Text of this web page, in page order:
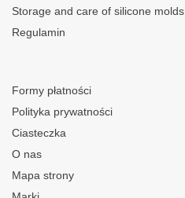
Storage and care of silicone molds
Regulamin
Formy płatności
Polityka prywatności
Ciasteczka
O nas
Mapa strony